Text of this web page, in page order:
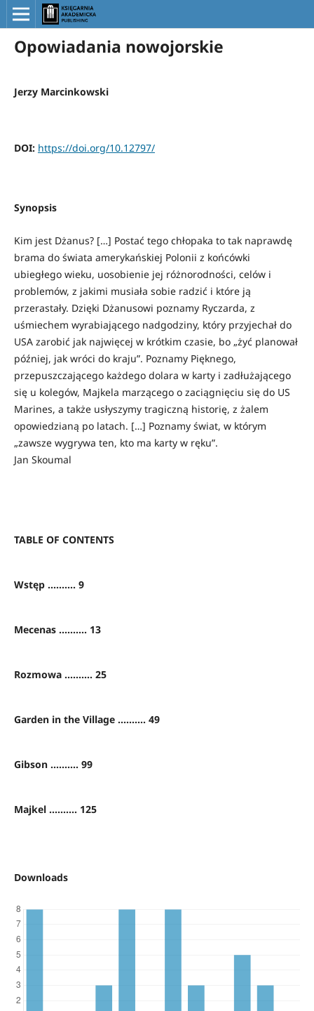
Opowiadania nowojorskie
Jerzy Marcinkowski
DOI: https://doi.org/10.12797/
Synopsis
Kim jest Dżanus? […] Postać tego chłopaka to tak naprawdę
brama do świata amerykańskiej Polonii z końcówki
ubiegłego wieku, uosobienie jej różnorodności, celów i
problemów, z jakimi musiała sobie radzić i które ją
przerastały. Dzięki Dżanusowi poznamy Ryczarda, z
uśmiechem wyrabiającego nadgodziny, który przyjechał do
USA zarobić jak najwięcej w krótkim czasie, bo „żyć planował
później, jak wróci do kraju”. Poznamy Pięknego,
przepuszczającego każdego dolara w karty i zadłużającego
się u kolegów, Majkela marzącego o zaciągnięciu się do US
Marines, a także usłyszymy tragiczną historię, z żalem
opowiedzianą po latach. […] Poznamy świat, w którym
„zawsze wygrywa ten, kto ma karty w ręku”.
Jan Skoumal
TABLE OF CONTENTS
Wstęp .......... 9
Mecenas .......... 13
Rozmowa .......... 25
Garden in the Village .......... 49
Gibson .......... 99
Majkel .......... 125
Downloads